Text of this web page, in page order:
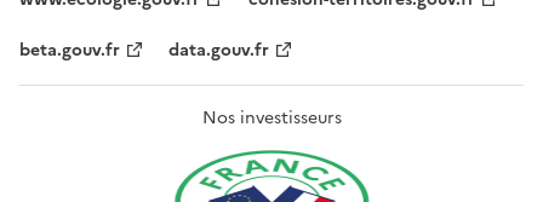
beta.gouv.fr
data.gouv.fr
Nos investisseurs